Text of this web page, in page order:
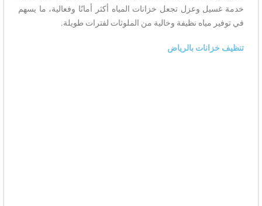
خدمة غسيل وعزل تجعل خزانات المياه أكثر أمانًا وفعالية، ما يسهم
في توفير مياه نظيفة وخالية من الملوثات لفترات طويلة.
تنظيف خزانات بالرياض